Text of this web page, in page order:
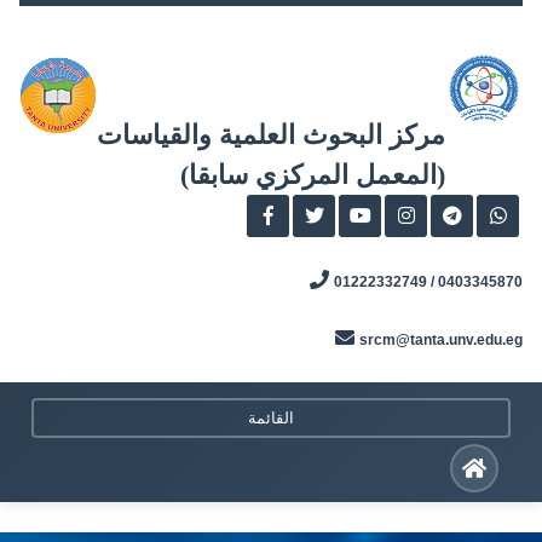
content
مركز البحوث العلمية والقياسات
(المعمل المركزي سابقا)
0403345870 / 01222332749
srcm@tanta.unv.edu.eg
القائمة